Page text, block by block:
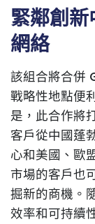
緊鄰創
網絡
該組合將合併
戰略性地點便
是，此合作將
客戶從中國蓬
心和美國、歐
市場的客戶也
掘新的商機。
效率和可持續